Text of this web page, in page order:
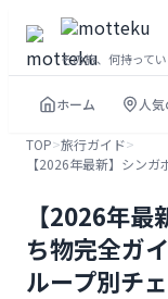
を
その旅、何持ってい
ホーム 人
TOP>旅行ガイド>
【2026年最新】シン
【2026年
ち物完全ガ
ループ別チ